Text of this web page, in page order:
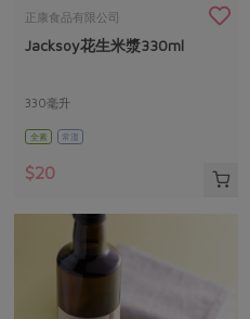
水畜加工品
調理食材・點心
調味醬料/南北貨
保健食品
料理方式
醬料
湯品．鍋物
涼拌沙拉
合作25-經典快閃最後一週
合作25-精選產品第三彈
更多當季產品
議題活動
主婦聯盟X樂齡網特約優惠案
30%rPET紅烏龍茶
廚房瑜伽
減硝酸鹽
減添加物
公益金
更多議題
自主把關
檢驗報告
硝酸鹽檢驗
社員權益
正康食品有限公司
Jacksoy花生米漿330ml
330毫升
全素 常溫
$20